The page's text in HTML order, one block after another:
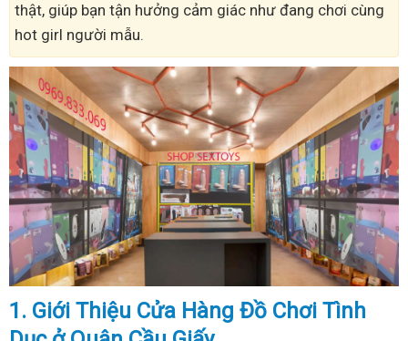
thật, giúp bạn tận hưởng cảm giác như đang chơi cùng
hot girl người mẫu.
1. Giới Thiệu Cửa Hàng Đồ Chơi Tình